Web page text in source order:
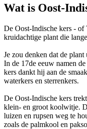
Wat is Oost-
De Oost-Indische kers - of
kruidachtige plant die
Je zou denken dat de
In de 17de eeuw namen
kers dankt hij aan de
waterkers en sterrenkers.
De Oost-Indische kers
klein- en groot koolwitje.
luizen en rupsen weg te
zoals de palmkool en